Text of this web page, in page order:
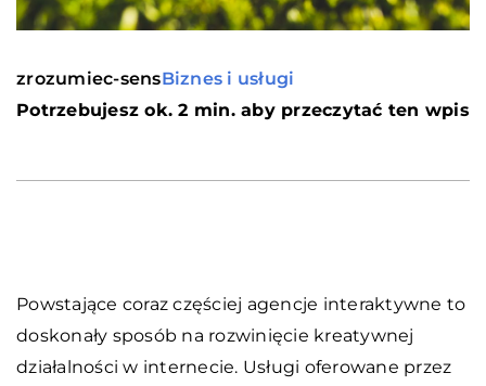
zrozumiec-sensBiznes i usługi
Potrzebujesz ok. 2 min. aby przeczytać ten wpis
Powstające coraz częściej agencje interaktywne to
doskonały sposób na rozwinięcie kreatywnej
działalności w internecie. Usługi oferowane przez